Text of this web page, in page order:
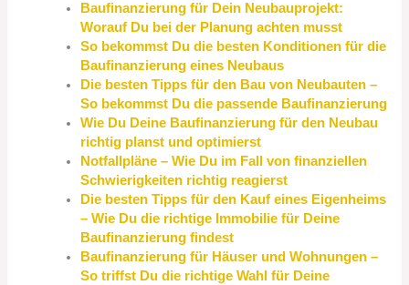
Baufinanzierung für Dein Neubauprojekt:
Worauf Du bei der Planung achten musst
So bekommst Du die besten Konditionen für die
Baufinanzierung eines Neubaus
Die besten Tipps für den Bau von Neubauten –
So bekommst Du die passende Baufinanzierung
Wie Du Deine Baufinanzierung für den Neubau
richtig planst und optimierst
Notfallpläne – Wie Du im Fall von finanziellen
Schwierigkeiten richtig reagierst
Die besten Tipps für den Kauf eines Eigenheims
– Wie Du die richtige Immobilie für Deine
Baufinanzierung findest
Baufinanzierung für Häuser und Wohnungen –
So triffst Du die richtige Wahl für Deine